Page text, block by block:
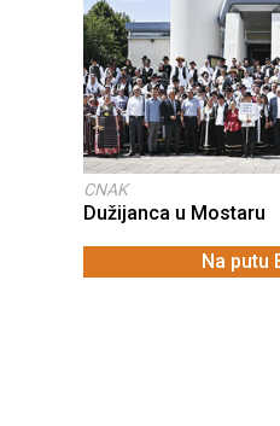
CNAK
Dužijanca u Mostaru
Na putu